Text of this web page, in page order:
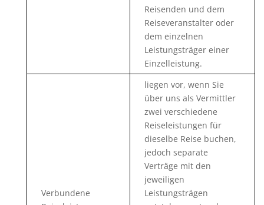
Reisenden und dem
Reiseveranstalter oder
dem einzelnen
Leistungsträger einer
Einzelleistung.
Verbundene
liegen vor, wenn Sie
über uns als Vermittler
zwei verschiedene
Reiseleistungen für
dieselbe Reise buchen,
jedoch separate
Verträge mit den
jeweiligen
Leistungsträgen